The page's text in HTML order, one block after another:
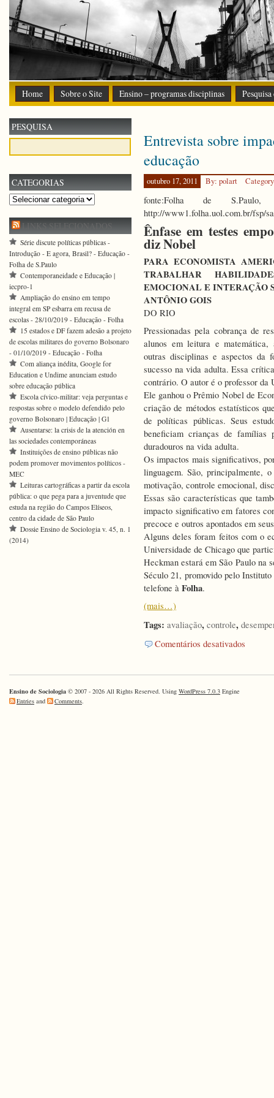
Home Sobre o Site Ensino – programas disciplinas
Entrevista sobre
educação
outubro 17, 2011 By: polart
fonte:Folha de S.Paulo,
http://www1.folha.uol.com.br/fsp/
Ênfase em testes
diz Nobel
PARA ECONOMISTA
TRABALHAR
EMOCIONAL E INTERAÇÃO
ANTÔNIO GOIS
DO RIO
Pressionadas pela cobrança de
alunos em leitura e matemática,
outras disciplinas e aspectos da
sucesso na vida adulta. Essa
contrário. O autor é o professor da
Ele ganhou o Prêmio Nobel de
criação de métodos estatísticos
de políticas públicas. Seus
beneficiam crianças de famílias
duradouros na vida adulta.
Os impactos mais significativos,
linguagem. São, principalmente,
motivação, controle emocional,
Essas são características que
impacto significativo em fatores
precoce e outros apontados em
Alguns deles foram feitos com o
Universidade de Chicago que
Heckman estará em São Paulo na
Século 21, promovido pelo
telefone à Folha.
(mais…)
Tags: avaliação, controle,
Comentários desativados
impacto
PESQUISA
CATEGORIAS
Categorias
LINKS SELECIONADOS
Série discute políticas públicas -
Introdução - E agora, Brasil? - Educação -
Folha de S.Paulo
Contemporaneidade e Educação |
iecpro-1
Ampliação do ensino em tempo
integral em SP esbarra em recusa de
escolas - 28/10/2019 - Educação - Folha
15 estados e DF fazem adesão a projeto
de escolas militares do governo Bolsonaro
- 01/10/2019 - Educação - Folha
Com aliança inédita, Google for
Education e Undime anunciam estudo
sobre educação pública
Escola cívico-militar: veja perguntas e
respostas sobre o modelo defendido pelo
governo Bolsonaro | Educação | G1
Ausentarse: la crisis de la atención en
las sociedades contemporáneas
Instituições de ensino públicas não
podem promover movimentos políticos -
MEC
Leituras cartográficas a partir da escola
pública: o que pega para a juventude que
estuda na região do Campos Elíseos,
centro da cidade de São Paulo
Dossie Ensino de Sociologia v. 45, n. 1
(2014)
Ensino de Sociologia © 2007 - 2026 All Rights Reserved. Using WordPress 7.0.3 Engine
Entries and Comments